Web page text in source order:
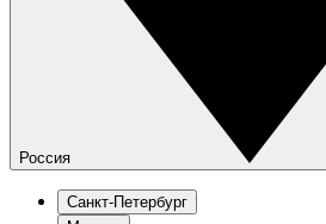
Россия
Санкт-Петербург